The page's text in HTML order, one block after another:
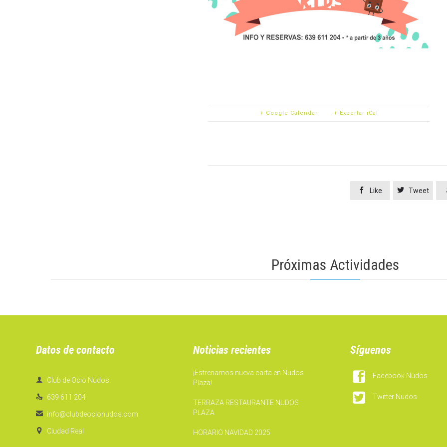
+ Google Calendar + Exportar iCal
 Like  Tweet
Próximas Actividades
Datos de contacto
 Club de Ocio Nudos
 639 611 204
 info@clubdeocionudos.com
 Ciudad Real
Noticias recientes
¡Estrenamos nueva carta en Nudos
Plaza!
TERRAZA RESTAURANTE NUDOS
PLAZA
HORARIO NAVIDAD 2025
Síguenos
 Facebook Nudos
 Twitter Nudos